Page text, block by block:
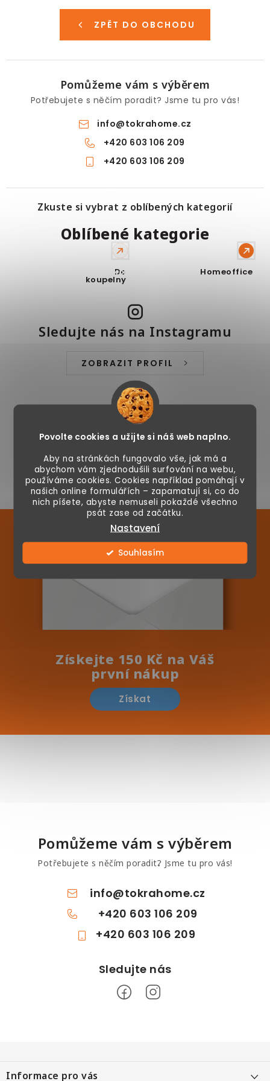
Povolte cookies a užijte si náš web naplno.
Aby na stránkách fungovalo vše, jak má a
abychom vám zjednodušili surfování na webu,
používáme cookies. Cookies například pomáhají v
našich online formulářích – zapamatují si, co do
nich píšete, abyste nemuseli pokaždé všechno
psát zase od začátku.
Nastavení
Souhlasím
Testovací laboratoř
Blog o bydlení a zahradě
Vydělávejte s námi
ZPĚT DO OBCHODU
Pomůžeme vám s výběrem
Potřebujete s něčím poradit? Jsme tu pro vás!
info@tokrahome.cz
+420 603 106 209
+420 603 106 209
Zkuste si vybrat z oblíbených kategorií
Právě v akci Homeoffice
Do
koupelny
Pro
Sledujte nás na Instagramu
ZOBRAZIT PROFIL
Získejte 150 Kč na Váš
první nákup
Získat
Pomůžeme vám s výběrem
Potřebujete s něčím poradit? Jsme tu pro vás!
info@tokrahome.cz
+420 603 106 209
+420 603 106 209
á